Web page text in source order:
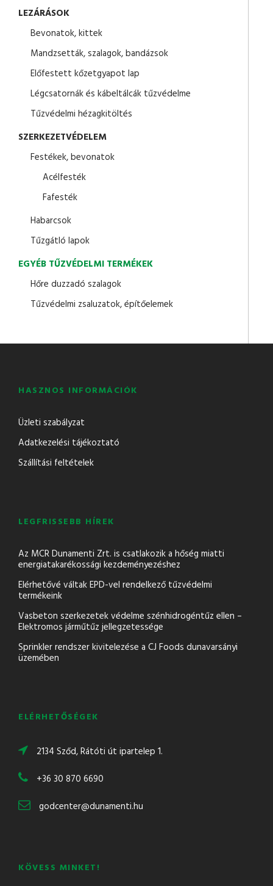
LEZÁRÁSOK
Bevonatok, kittek
Mandzsetták, szalagok, bandázsok
Előfestett kőzetgyapot lap
Légcsatornák és kábeltálcák tűzvédelme
Tűzvédelmi hézagkitöltés
SZERKEZETVÉDELEM
Festékek, bevonatok
Acélfesték
Fafesték
Habarcsok
Tűzgátló lapok
EGYÉB TŰZVÉDELMI TERMÉKEK
Hőre duzzadó szalagok
Tűzvédelmi zsaluzatok, építőelemek
HASZNOS INFORMÁCIÓK
Üzleti szabályzat
Adatkezelési tájékoztató
Szállítási feltételek
LEGFRISSEBB HÍREK
Az MCR Dunamenti Zrt. is csatlakozik a hőség miatti
energiatakarékossági kezdeményezéshez
Elérhetővé váltak EPD-vel rendelkező tűzvédelmi
termékeink
Vasbeton szerkezetek védelme szénhidrogéntűz ellen –
Elektromos járműtűz jellegzetessége
Sprinkler rendszer kivitelezése a CJ Foods dunavarsányi
üzemében
ELÉRHETŐSÉGEK
2134 Sződ, Rátóti út ipartelep 1.
+36 30 870 6690
godcenter@dunamenti.hu
KÖVESS MINKET!